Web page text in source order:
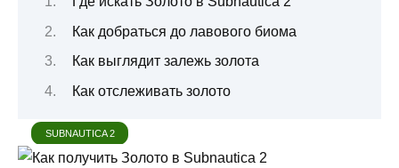
Как добраться до лавового биома
Как выглядит залежь золота
Как отслеживать золото
SUBNAUTICA 2